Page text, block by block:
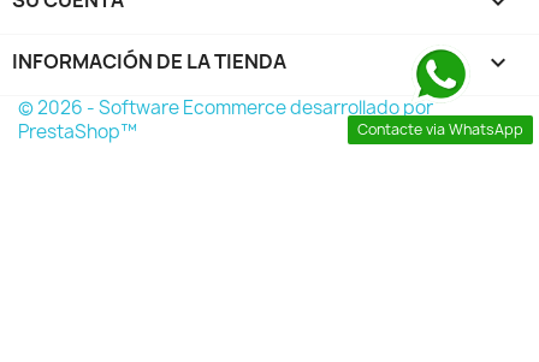
INFORMACIÓN DE LA TIENDA keyboard_arrow_down
Contacte via WhatsApp
© 2026 - Software Ecommerce desarrollado por
PrestaShop™